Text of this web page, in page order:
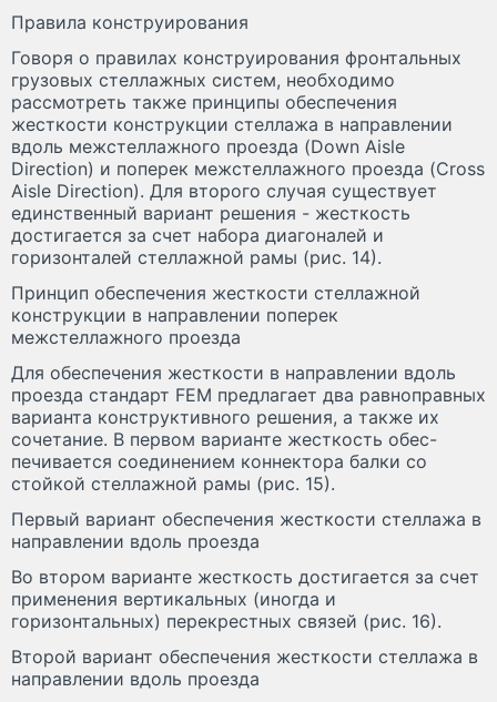
Правила конструирования
Говоря о правилах конструирования фронтальных
грузовых стеллажных систем, необходимо
рассмотреть также принципы обеспечения
жесткости конструкции стеллажа в направлении
вдоль межстеллажного проезда (Down Aisle
Direction) и поперек межстеллажного проезда (Cross
Aisle Direction). Для второго случая существует
единственный вариант решения - жесткость
достигается за счет набора диагоналей и
горизонталей стеллажной рамы (рис. 14).
Принцип обеспечения жесткости стеллажной
конструкции в направлении поперек
межстеллажного проезда
Для обеспечения жесткости в направлении вдоль
проезда стандарт FEM предлагает два равноправных
варианта конструктивного решения, а также их
сочетание. В первом варианте жесткость обес-
печивается соединением коннектора балки со
стойкой стеллажной рамы (рис. 15).
Первый вариант обеспечения жесткости стеллажа в
направлении вдоль проезда
Во втором варианте жесткость достигается за счет
применения вертикальных (иногда и
горизонтальных) перекрестных связей (рис. 16).
Второй вариант обеспечения жесткости стеллажа в
направлении вдоль проезда